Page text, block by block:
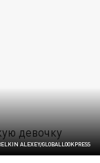
ALEXEY/GLOBALLOOKPRESS